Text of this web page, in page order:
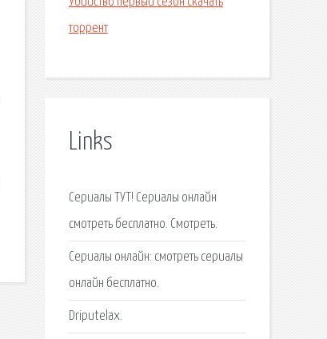
торрент
Links
Сериалы ТУТ! Сериалы онлайн
смотреть бесплатно. Смотреть.
Сериалы онлайн: смотреть сериалы
онлайн бесплатно.
Driputelax.